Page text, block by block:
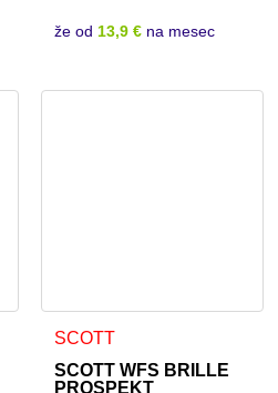
že od 13,9 € na mesec
SCOTT
SCOTT WFS BRILLE
PROSPEKT